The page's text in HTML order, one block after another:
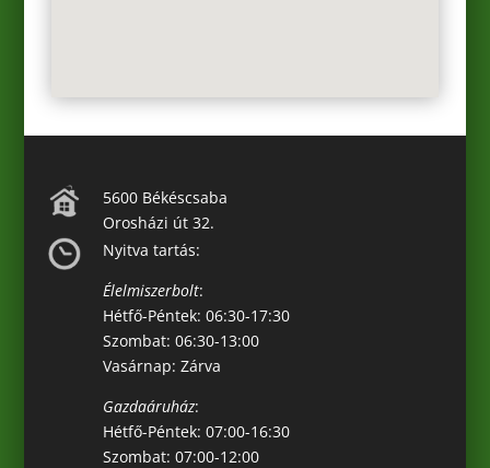
5600 Békéscsaba
Orosházi út 32.
Nyitva tartás:
Élelmiszerbolt:
Hétfő-Péntek: 06:30-17:30
Szombat: 06:30-13:00
Vasárnap: Zárva
Gazdaáruház:
Hétfő-Péntek: 07:00-16:30
Szombat: 07:00-12:00